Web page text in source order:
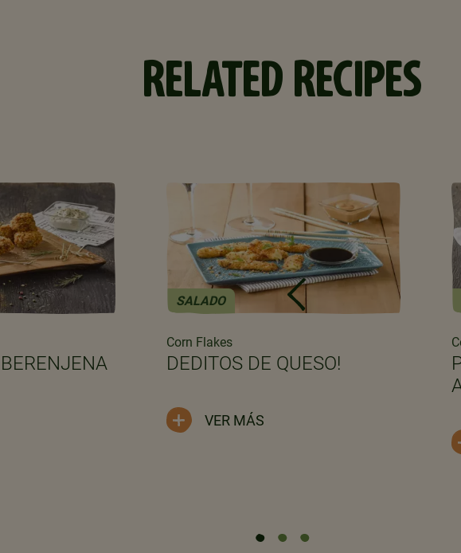
RELATED RECIPES
SALADO
Corn Flakes
DEDITOS DE QUESO!
VER MÁS